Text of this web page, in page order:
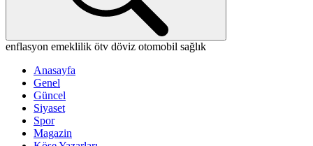
enflasyon emeklilik ötv döviz otomobil sağlık
Anasayfa
Genel
Güncel
Siyaset
Spor
Magazin